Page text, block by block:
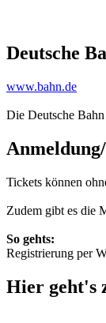
Deutsche
www.bahn.de
Die Deutsche
Tickets können
Zudem gibt es die
So gehts:
Registrierung per
Hier geht's